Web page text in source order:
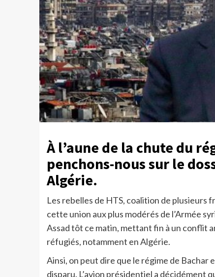
À l’aune de la chute du
penchons-nous sur le
Algérie.
Les rebelles de HTS, coalition de plusieurs
cette union aux plus modérés de l’Armée
Assad tôt ce matin, mettant fin à un conflit
réfugiés, notamment en Algérie.
Ainsi, on peut dire que le régime de Bachar
disparu. L’avion présidentiel a décidément